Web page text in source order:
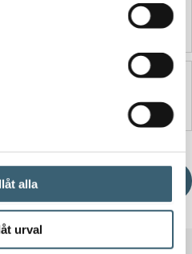
alla
urval
produktblad